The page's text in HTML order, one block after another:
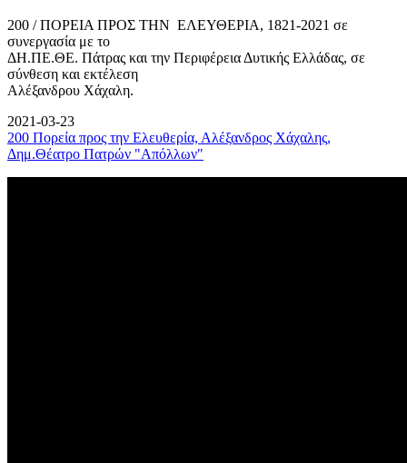
200 / ΠΟΡΕΙΑ ΠΡΟΣ ΤΗΝ ΕΛΕΥΘΕΡΙΑ, 1821-2021 σε
συνεργασία με το
ΔΗ.ΠΕ.ΘΕ. Πάτρας και την Περιφέρεια Δυτικής Ελλάδας, σε
σύνθεση και εκτέλεση
Αλέξανδρου Χάχαλη.
2021-03-23
200 Πορεία προς την Ελευθερία, Αλέξανδρος Χάχαλης,
Δημ.Θέατρο Πατρών "Απόλλων"